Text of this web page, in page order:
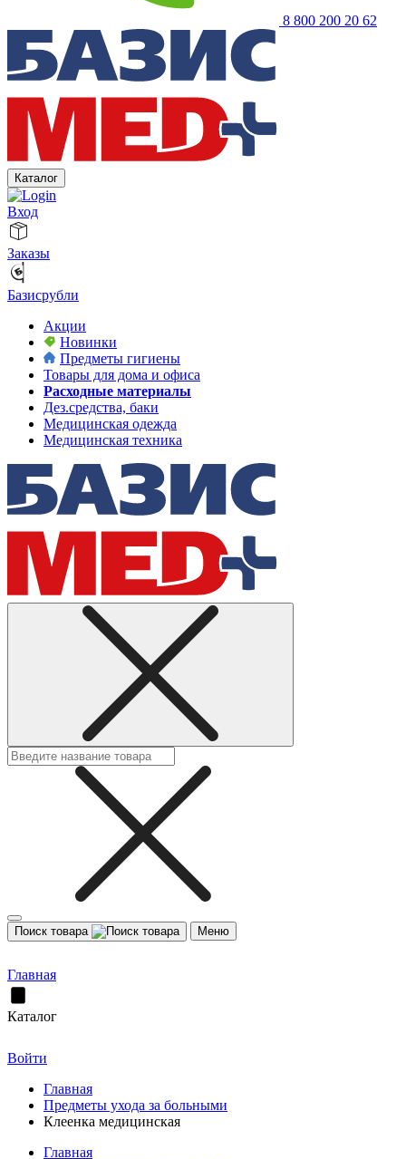
8 800 200 20 62
Каталог
Вход
Заказы
Базисрубли
Акции
Новинки
Предметы гигиены
Товары для дома и офиса
Расходные материалы
Дез.средства, баки
Медицинская одежда
Медицинская техника
Поиск товара Меню
Главная
Каталог
Войти
Главная
Предметы ухода за больными
Клеенка медицинская
Главная